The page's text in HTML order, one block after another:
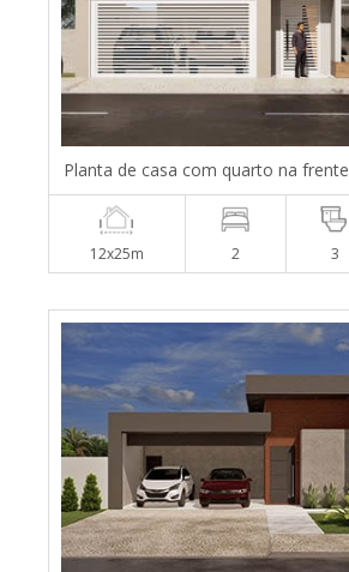
Planta de casa com quarto na frente
12x25m 2 3